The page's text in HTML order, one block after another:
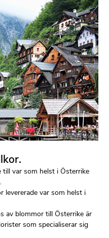
till var som helst i Österrike
levererade var som helst i
av blommor till Österrike är
som specialiserar sig